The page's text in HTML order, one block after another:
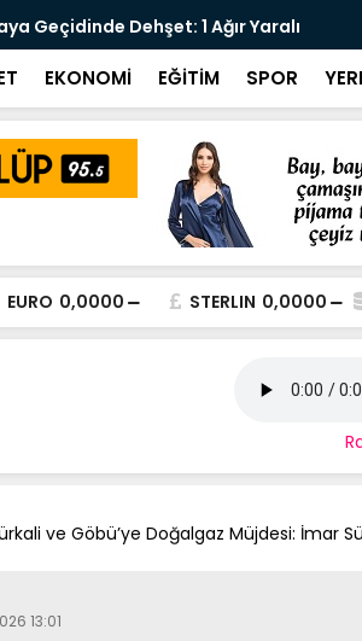
Geçidinde Dehşet: 1 Ağır Yaralı
EKONOMİ EĞİTİM SPOR
EURO 0,0000 STERLIN 0,0000
ve Göbü’ye Doğalgaz Müjdesi: İmar
13:01